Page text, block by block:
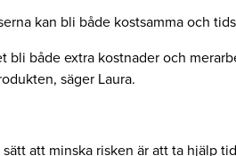
kan bli både kostsamma och
bli både extra kostnader och
säger Laura.
att minska risken är att ta hjälp